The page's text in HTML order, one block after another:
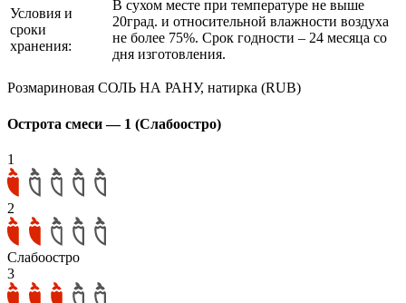
Условия и
сроки
хранения:
В сухом месте при температуре не выше
20град. и относительной влажности воздуха
не более 75%. Срок годности – 24 месяца со
дня изготовления.
Розмариновая СОЛЬ НА РАНУ, натирка (RUB)
Острота смеси — 1 (Слабоостро)
1
2
Слабоостро
3